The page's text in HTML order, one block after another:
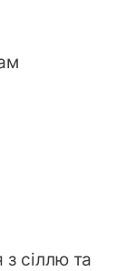
сіллю та